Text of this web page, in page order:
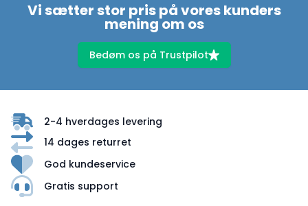
Vi sætter stor pris på vores kunders
mening om os
Bedøm os på Trustpilot
2-4 hverdages levering
14 dages returret
God kundeservice
Gratis support